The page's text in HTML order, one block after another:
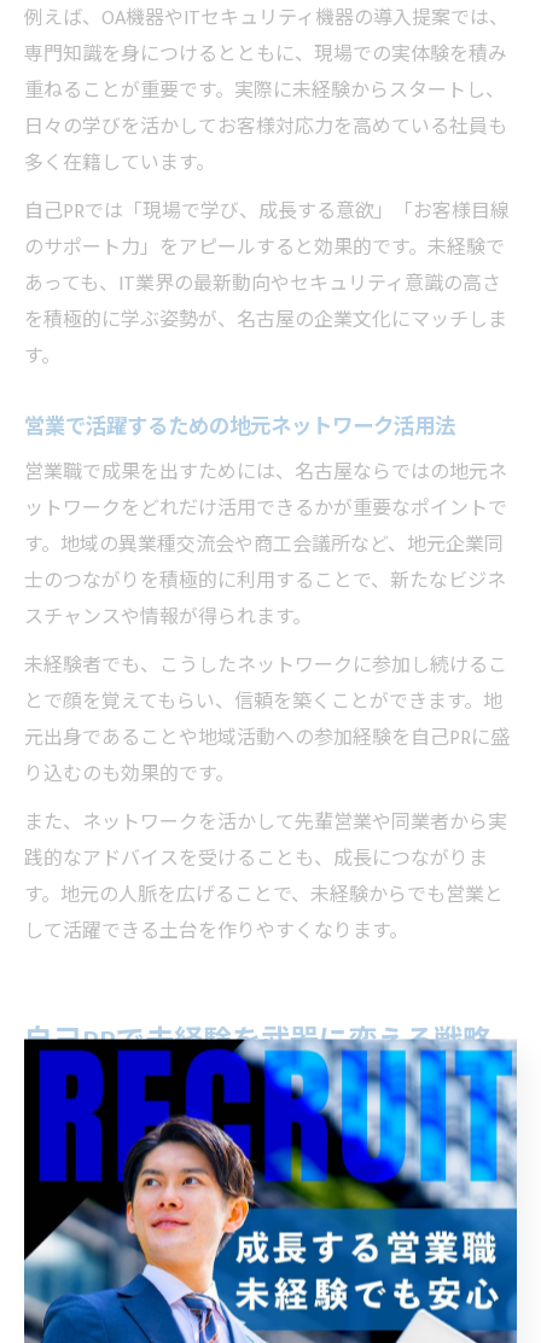
例えば、OA機器やITセキュリティ機器の導入提案では、
専門知識を身につけるとともに、現場での実体験を積み
重ねることが重要です。実際に未経験からスタートし、
日々の学びを活かしてお客様対応力を高めている社員も
多く在籍しています。
自己PRでは「現場で学び、成長する意欲」「お客様目線
のサポート力」をアピールすると効果的です。未経験で
あっても、IT業界の最新動向やセキュリティ意識の高さ
を積極的に学ぶ姿勢が、名古屋の企業文化にマッチしま
す。
営業で活躍するための地元ネットワーク活用法
営業職で成果を出すためには、名古屋ならではの地元ネ
ットワークをどれだけ活用できるかが重要なポイントで
す。地域の異業種交流会や商工会議所など、地元企業同
士のつながりを積極的に利用することで、新たなビジネ
スチャンスや情報が得られます。
未経験者でも、こうしたネットワークに参加し続けるこ
とで顔を覚えてもらい、信頼を築くことができます。地
元出身であることや地域活動への参加経験を自己PRに盛
り込むのも効果的です。
また、ネットワークを活かして先輩営業や同業者から実
践的なアドバイスを受けることも、成長につながりま
す。地元の人脈を広げることで、未経験からでも営業と
して活躍できる土台を作りやすくなります。
自己PRで未経験を武器に変える戦略
営業未経験の強みを自己PRで伝える方法
営業未経験であることは、必ずしもマイナス要素ではあ
りません。むしろ、既成概念にとらわれず柔軟な発想で
新しい提案ができる点や、素直に学び続ける姿勢を強み
として自己PRに盛り込むことが重要です。実際、IT営業
の現場では、最新のIT技術や業界動向に常にアンテナを
張り、変化に対応できる人材が求められています。